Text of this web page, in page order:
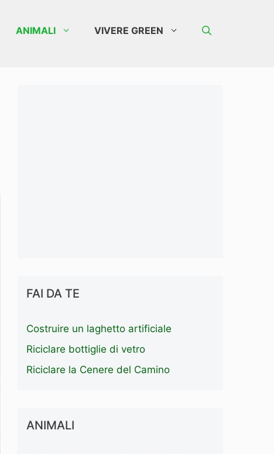
ANIMALI VIVERE GREEN
FAI DA TE
Costruire un laghetto artificiale
Riciclare bottiglie di vetro
Riciclare la Cenere del Camino
ANIMALI